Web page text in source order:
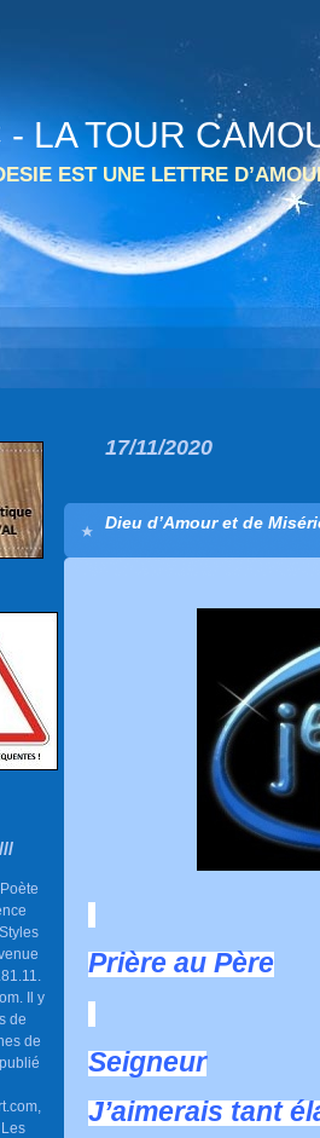
- LA TOUR
EST UNE LETTRE
Il y
de
de
17/11/2020
Dieu d’Amour et de
Prière au Père
Seigneur
J’aimerais tant